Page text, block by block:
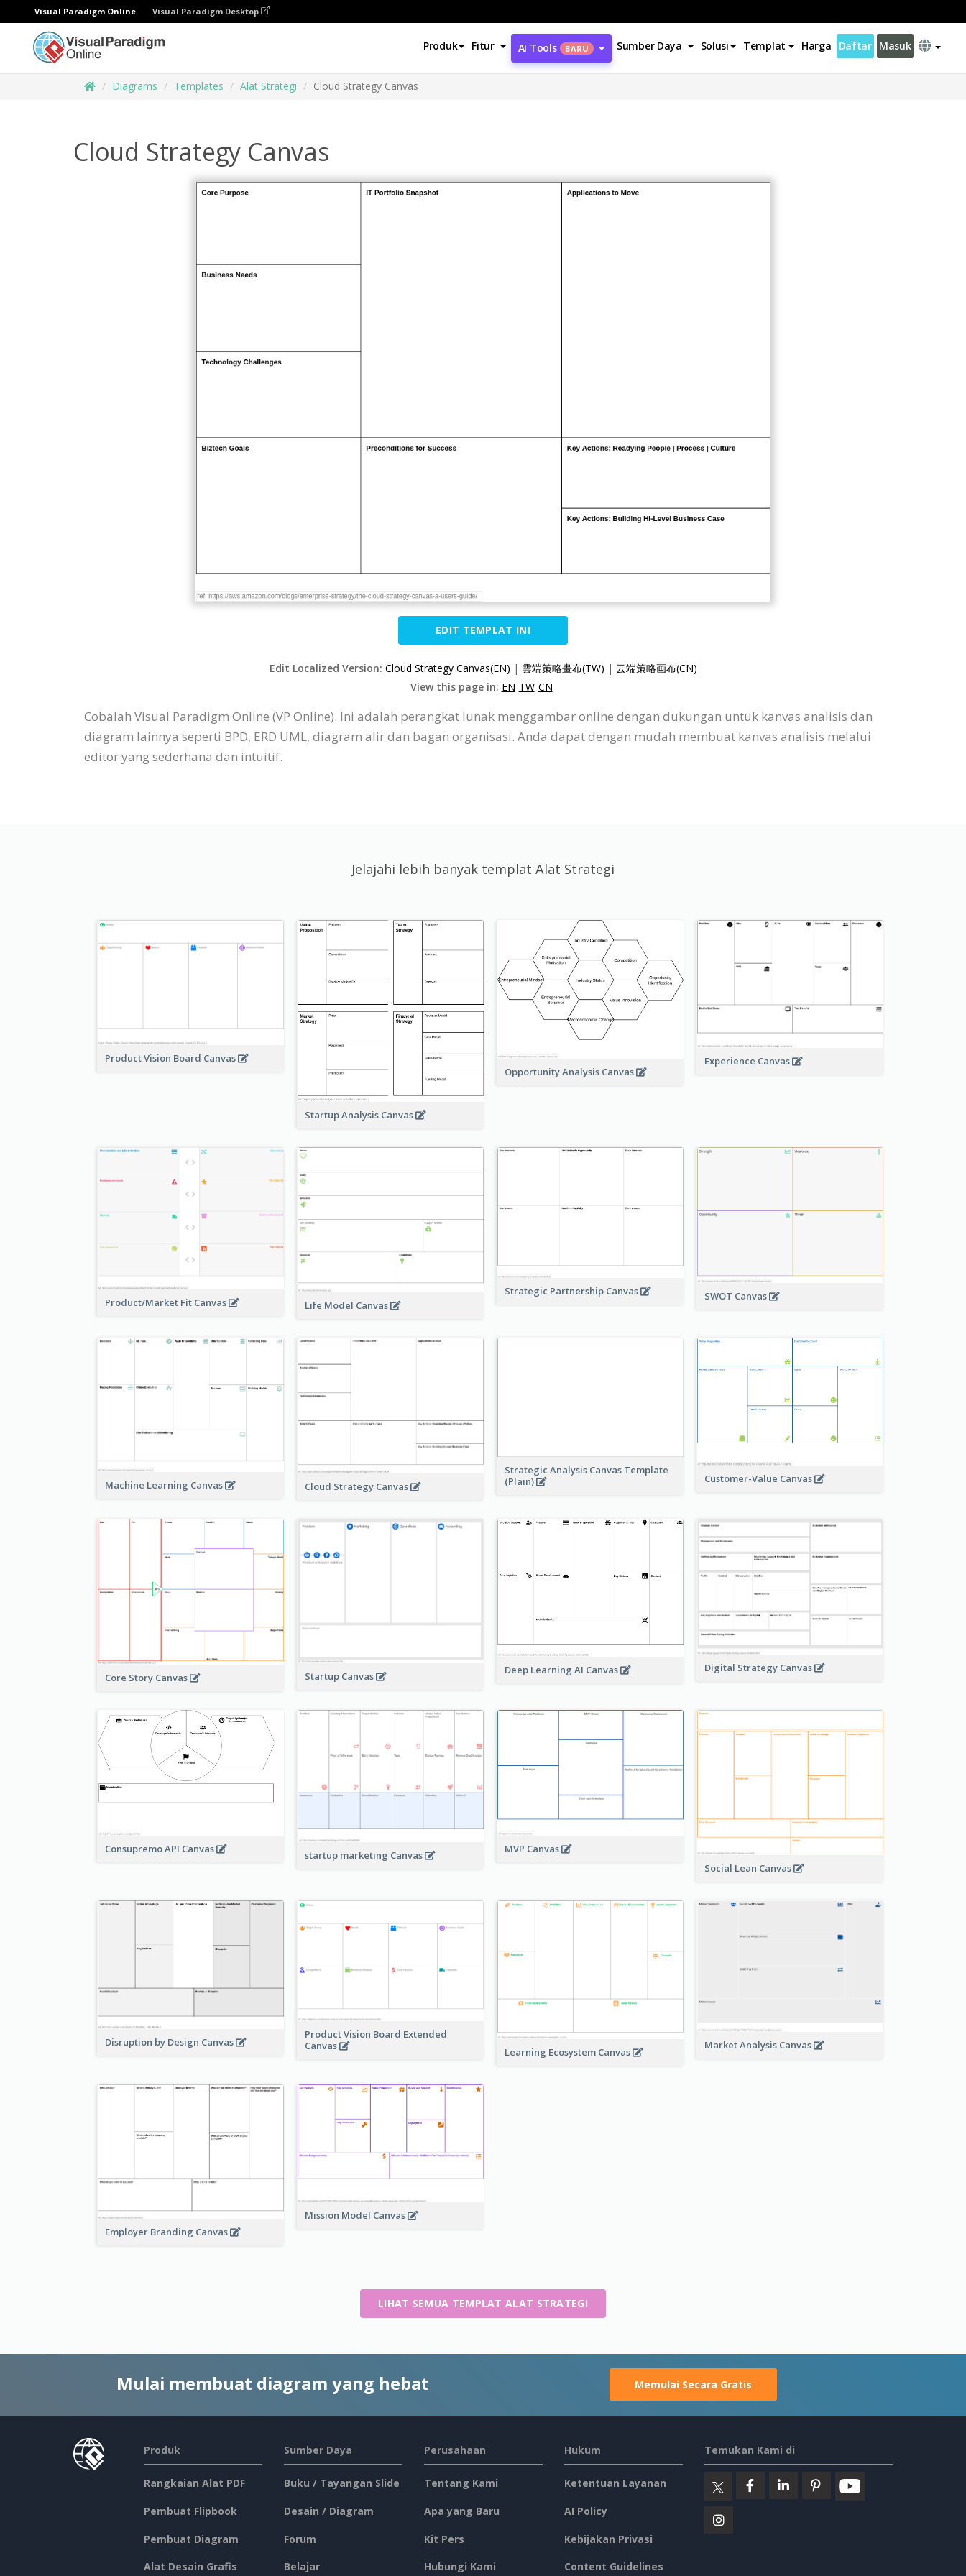
Visual Paradigm Online Visual Paradigm Desktop
Produk Fitur AI Tools BARU Sumber Daya Solusi Templat Harga Daftar Masuk
Diagrams Templates Alat Strategi Cloud Strategy Canvas
Cloud Strategy Canvas
EDIT TEMPLAT INI
Edit Localized Version: Cloud Strategy Canvas(EN) | 雲端策略畫布(TW) | 云端策略画布(CN)
View this page in: EN TW CN
Cobalah Visual Paradigm Online (VP Online). Ini adalah perangkat lunak menggambar online dengan dukungan untuk kanvas analisis dan
diagram lainnya seperti BPD, ERD UML, diagram alir dan bagan organisasi. Anda dapat dengan mudah membuat kanvas analisis melalui
editor yang sederhana dan intuitif.
Jelajahi lebih banyak templat Alat Strategi
Product Vision Board Canvas
Startup Analysis Canvas
Opportunity Analysis Canvas
Experience Canvas
Product/Market Fit Canvas Life Model Canvas
Strategic Partnership Canvas SWOT Canvas
Machine Learning Canvas Cloud Strategy Canvas
Strategic Analysis Canvas Template
(Plain)
Customer-Value Canvas
Core Story Canvas Startup Canvas Deep Learning AI Canvas Digital Strategy Canvas
Consupremo API Canvas startup marketing Canvas
MVP Canvas
Social Lean Canvas
Disruption by Design Canvas
Product Vision Board Extended
Canvas
Learning Ecosystem Canvas
Market Analysis Canvas
Employer Branding Canvas
Mission Model Canvas
LIHAT SEMUA TEMPLAT ALAT STRATEGI
Mulai membuat diagram yang hebat Memulai Secara Gratis
Produk
Rangkaian Alat PDF
Pembuat Flipbook
Pembuat Diagram
Alat Desain Grafis
Sumber Daya
Buku / Tayangan Slide
Desain / Diagram
Forum
Belajar
Perusahaan
Tentang Kami
Apa yang Baru
Kit Pers
Hubungi Kami
Hukum
Ketentuan Layanan
AI Policy
Kebijakan Privasi
Content Guidelines
Temukan Kami di